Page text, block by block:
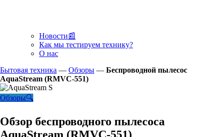
Новости📰
Как мы тестируем технику?
О нас
Бытовая техника — Обзоры — Беспроводной пылесос
AquaStream (RMVC-551)
Обзоры🔍
Обзор беспроводного пылесоса